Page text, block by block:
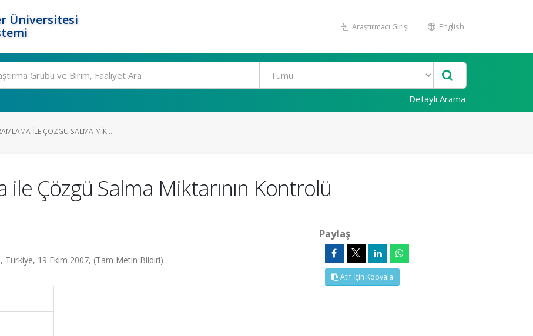
Üniversitesi
Araştırmacı Girişi English
Detaylı Arama
ILE ÇÖZGÜ SALMA MIK...
Çözgü Salma Miktarının Kontrolü
Türkiye, 19 Ekim 2007, (Tam Metin Bildiri)
Paylaş
Atıf İçin Kopyala